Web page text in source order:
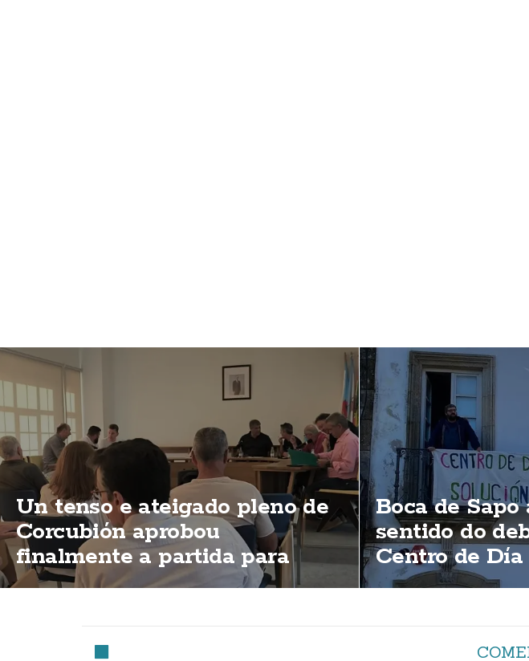
Un tenso e ateigado pleno de
Corcubión aprobou
finalmente a partida para
permitir a apertura do Centro
Boca de Sapo
sentido do
Centro de